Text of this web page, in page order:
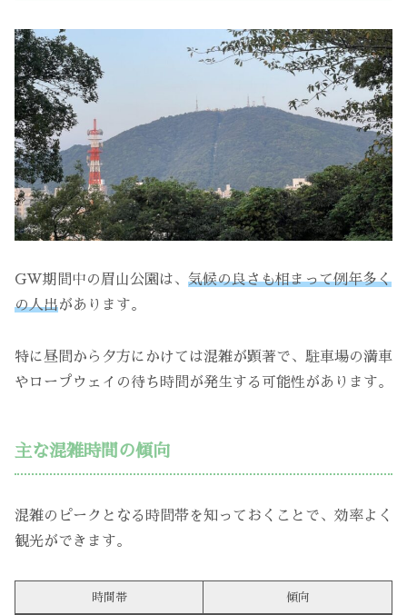
GW期間中の眉山公園は、 気候の良さも相まって例年多く
の人出があります。
特に昼間から夕方にかけては混雑が顕著で、駐車場の満車
やロープウェイの待ち時間が発生する可能性があります。
主な混雑時間の傾向
混雑のピークとなる時間帯を知っておくことで、効率よく
観光ができます。
時間帯 傾向